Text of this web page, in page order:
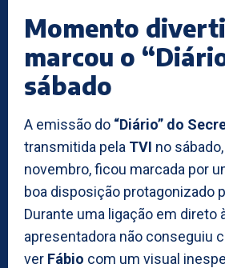
Momento
marcou o
sábado
A emissão do “Diário” do
transmitida pela TVI no
novembro, ficou marcada por
boa disposição protagonizado
Durante uma ligação em direto
apresentadora não conseguiu
ver Fábio com um visual